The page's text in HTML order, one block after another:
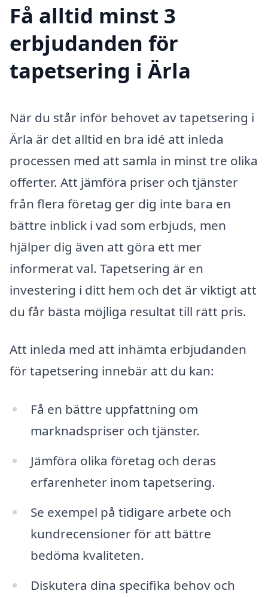
Få alltid minst 3
erbjudanden för
tapetsering i Ärla
När du står inför behovet av tapetsering i
Ärla är det alltid en bra idé att inleda
processen med att samla in minst tre olika
offerter. Att jämföra priser och tjänster
från flera företag ger dig inte bara en
bättre inblick i vad som erbjuds, men
hjälper dig även att göra ett mer
informerat val. Tapetsering är en
investering i ditt hem och det är viktigt att
du får bästa möjliga resultat till rätt pris.
Att inleda med att inhämta erbjudanden
för tapetsering innebär att du kan:
Få en bättre uppfattning om
marknadspriser och tjänster.
Jämföra olika företag och deras
erfarenheter inom tapetsering.
Se exempel på tidigare arbete och
kundrecensioner för att bättre
bedöma kvaliteten.
Diskutera dina specifika behov och